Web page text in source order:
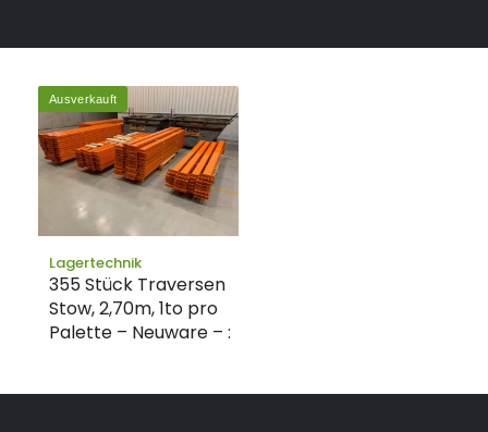
Ausverkauft
Lagertechnik
355 Stück Traversen
Stow, 2,70m, 1to pro
Palette – Neuware – :